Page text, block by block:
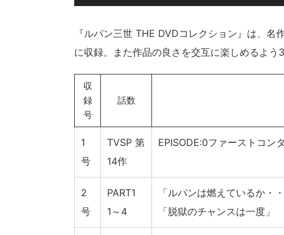
『ルパン三世 THE DVDコレクション』は、
に収録。また作品の良さを交互に楽しめるよう
収
録
号
話数
1
号
TVSP 第
14作
EPISODE:0ファーストコン
2
号
PART1
1～4
「ルパンは燃えているか・
「脱獄のチャンスは一度」